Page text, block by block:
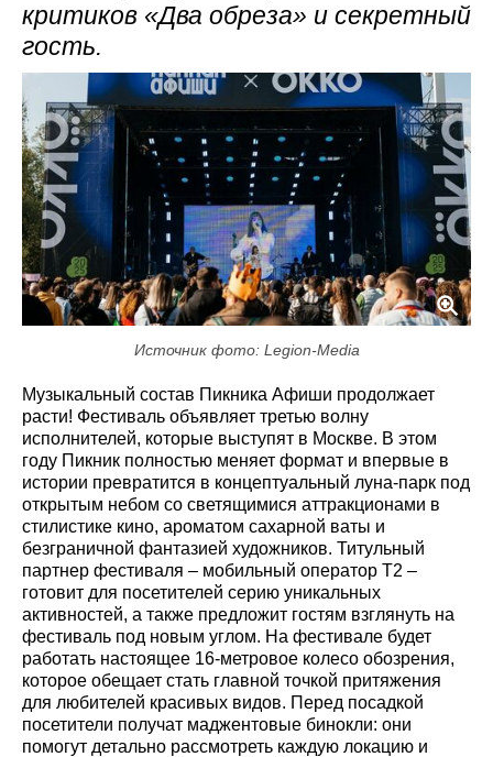
критиков «Два обреза» и секретный
гость.
Источник фото: Legion-Media
Музыкальный состав Пикника Афиши продолжает
расти! Фестиваль объявляет третью волну
исполнителей, которые выступят в Москве. В этом
году Пикник полностью меняет формат и впервые в
истории превратится в концептуальный луна-парк под
открытым небом со светящимися аттракционами в
стилистике кино, ароматом сахарной ваты и
безграничной фантазией художников. Титульный
партнер фестиваля – мобильный оператор T2 –
готовит для посетителей серию уникальных
активностей, а также предложит гостям взглянуть на
фестиваль под новым углом. На фестивале будет
работать настоящее 16-метровое колесо обозрения,
которое обещает стать главной точкой притяжения
для любителей красивых видов. Перед посадкой
посетители получат маджентовые бинокли: они
помогут детально рассмотреть каждую локацию и